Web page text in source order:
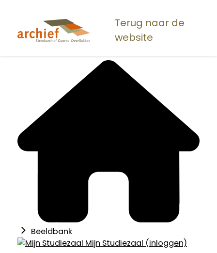
naar
Terug naar de
website
Beeldbank
Mijn Studiezaal (inloggen)